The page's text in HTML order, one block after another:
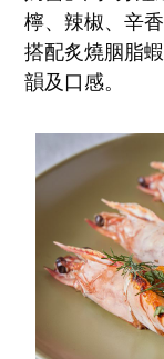
檸、辣椒、辛
搭配炙燒胭脂
韻及口感。